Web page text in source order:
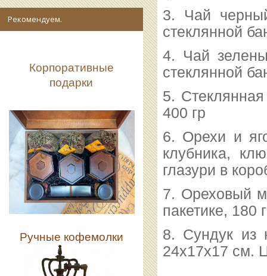
Рекомендуем.
Корпоративные
подарки
Ручные кофемолки
3. Чай
стеклянной
4. Чай
стеклянной
5.
400 гр
6. Орехи и
клубника,
глазури в
7. Ореховый
пакетике, 180
8. Сундук из
24х17х17 см.